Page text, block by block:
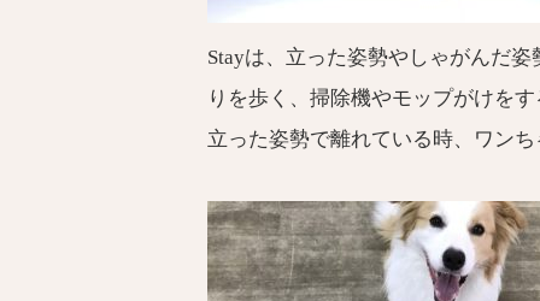
Stayは、立った姿勢やしゃがんだ
りを歩く、掃除機やモップがけを
立った姿勢で離れている時、ワン